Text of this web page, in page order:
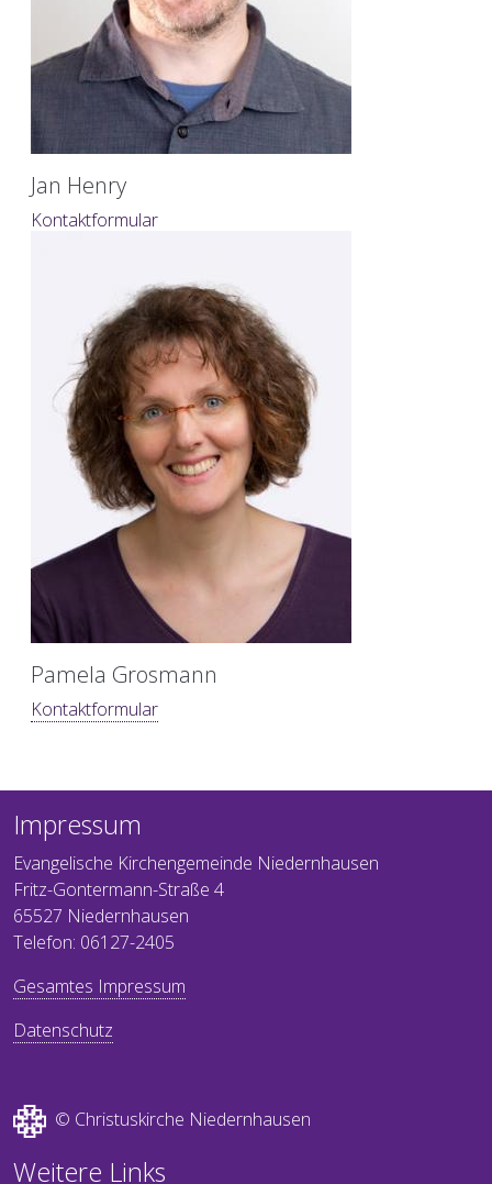
Jan Henry
Kontaktformular
Pamela Grosmann
Kontaktformular
Impressum
Evangelische Kirchengemeinde Niedernhausen
Fritz-Gontermann-Straße 4
65527 Niedernhausen
Telefon: 06127-2405
Gesamtes Impressum
Datenschutz
© Christuskirche Niedernhausen
Weitere Links